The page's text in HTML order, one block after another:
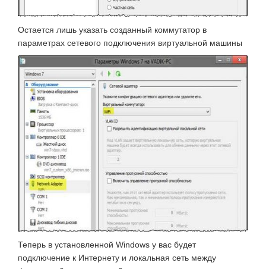
Остается лишь указать созданный коммутатор в
параметрах сетевого подключения виртуальной машины
Теперь в установленной Windows у вас будет
подключение к Интернету и локальная сеть между